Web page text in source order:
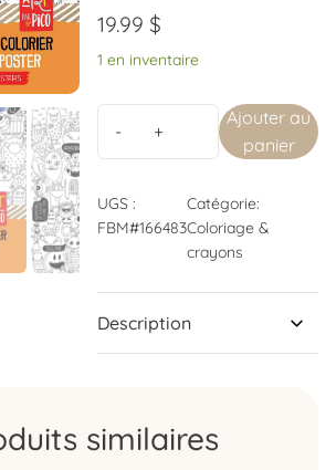
19.99$
1 en inventaire
Ajouter au
panier
UGS :
FBM#166483
Catégorie:
Coloriage &
crayons
Description
similaires